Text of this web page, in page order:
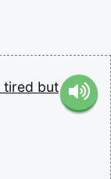
tired but